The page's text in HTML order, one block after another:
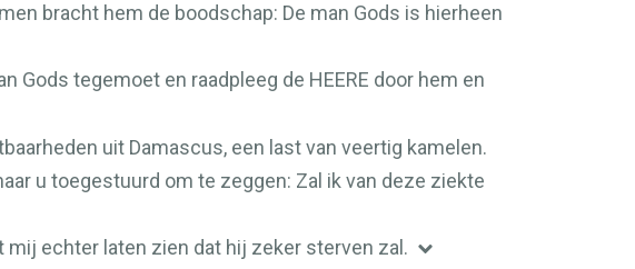
bracht hem de boodschap: De man Gods is hierheen
Gods tegemoet en raadpleeg de HEERE door hem en
uit Damascus, een last van veertig kamelen.
u toegestuurd om te zeggen: Zal ik van deze ziekte
mij echter laten zien dat hij zeker sterven zal.